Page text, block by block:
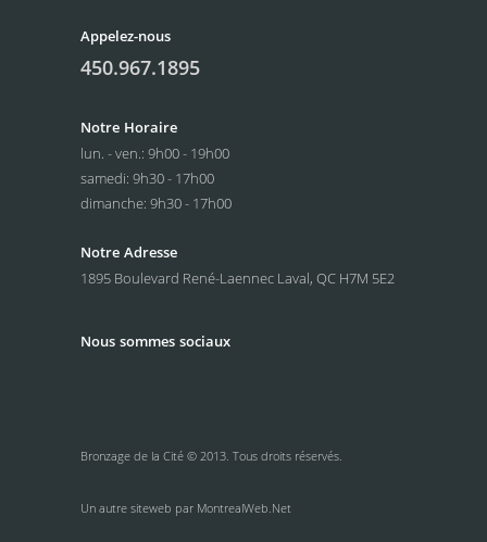
Appelez-nous
450.967.1895
Notre Horaire
lun. - ven.: 9h00 - 19h00
samedi: 9h30 - 17h00
dimanche: 9h30 - 17h00
Notre Adresse
1895 Boulevard René-Laennec Laval, QC H7M 5E2
Nous sommes sociaux
Bronzage de la Cité © 2013. Tous droits réservés.
Un autre siteweb par MontrealWeb.Net